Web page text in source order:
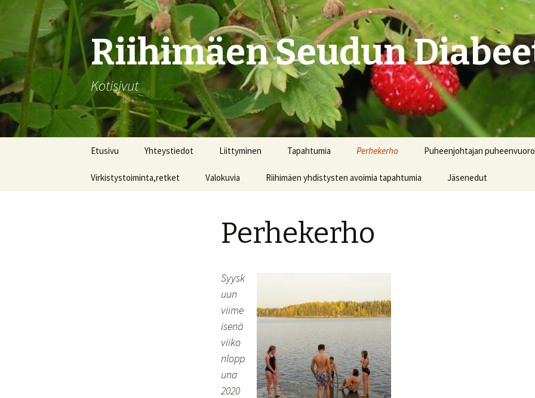
Riihimäen Seudun
Kotisivut
Siirry
Etusivu Yhteystiedot Liittyminen Tapahtumia Perhekerho Puheenjohtajan puheenvuoro
Virkistystoiminta,retket Valokuvia Riihimäen yhdistysten avoimia tapahtumia Jäsenedut
Perhekerho
Syysk
uun
viime
isenä
viiko
nlopp
una
2020